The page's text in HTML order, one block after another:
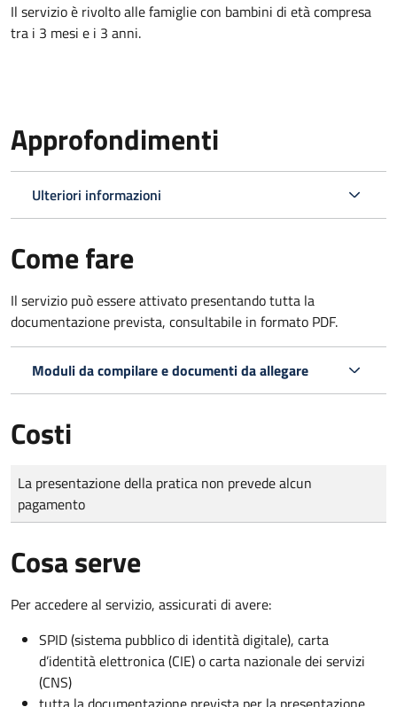
Il servizio è rivolto alle famiglie con bambini di età compresa
tra i 3 mesi e i 3 anni.
Approfondimenti
Ulteriori informazioni
Come fare
Il servizio può essere attivato presentando tutta la
documentazione prevista, consultabile in formato PDF.
Moduli da compilare e documenti da allegare
Costi
Tipo di pagamento
Importo
La presentazione della pratica non prevede alcun
pagamento
Cosa serve
Per accedere al servizio, assicurati di avere:
SPID (sistema pubblico di identità digitale), carta
d’identità elettronica (CIE) o carta nazionale dei servizi
(CNS)